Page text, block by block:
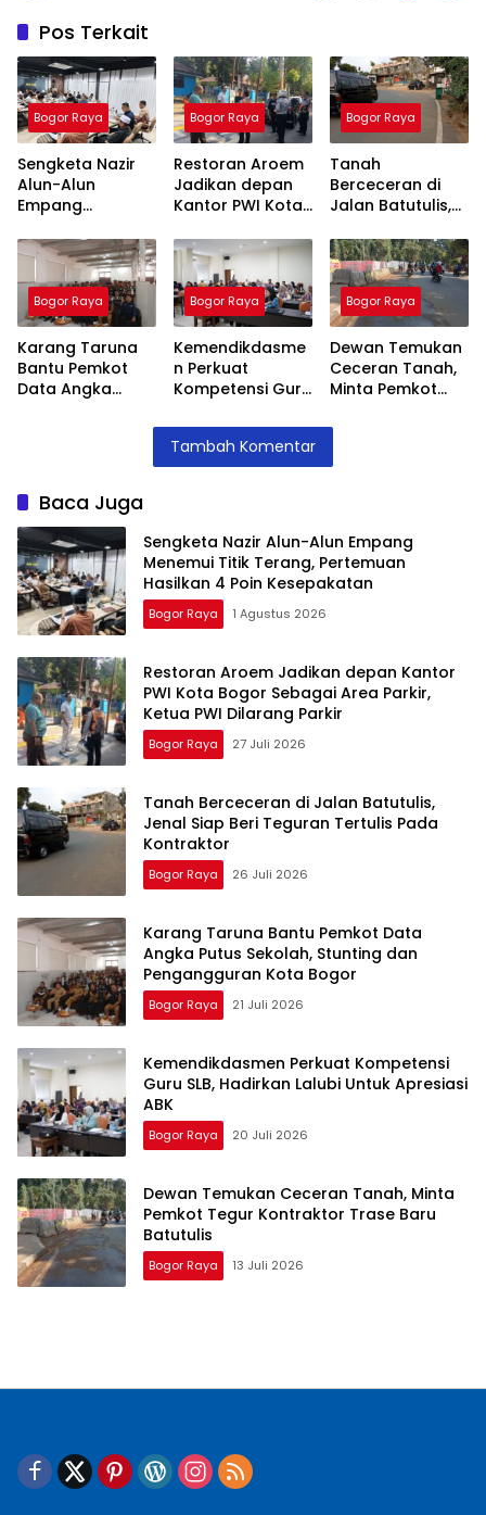
Pos Terkait
Bogor Raya
Sengketa Nazir
Alun-Alun
Empang
Terang,
Pertemuan
Hasilkan 4 Poin
Kesepakatan
Bogor Raya
Restoran Aroem
Jadikan depan
Kantor PWI Kota
Area Parkir,
Ketua PWI
Dilarang Parkir
Bogor Raya
Tanah
Berceceran di
Jalan Batutulis,
Teguran Tertulis
Pada Kontraktor
Bogor Raya
Karang Taruna
Bantu Pemkot
Data Angka
Bogor Raya
Kemendikdasme
n Perkuat
Kompetensi Guru
Lalubi Untuk
Apresiasi ABK
Bogor Raya
Dewan Temukan
Ceceran Tanah,
Minta Pemkot
Trase Baru
Tambah Komentar
Baca Juga
Sengketa Nazir Alun-Alun Empang
Menemui Titik Terang, Pertemuan
Hasilkan 4 Poin Kesepakatan
Bogor Raya 1 Agustus 2026
Restoran Aroem Jadikan depan Kantor
PWI Kota Bogor Sebagai Area Parkir,
Ketua PWI Dilarang Parkir
Bogor Raya 27 Juli 2026
Tanah Berceceran di Jalan Batutulis,
Jenal Siap Beri Teguran Tertulis Pada
Kontraktor
Bogor Raya 26 Juli 2026
Karang Taruna Bantu Pemkot Data
Angka Putus Sekolah, Stunting dan
Pengangguran Kota Bogor
Bogor Raya 21 Juli 2026
Kemendikdasmen Perkuat Kompetensi
Guru SLB, Hadirkan Lalubi Untuk Apresiasi
ABK
Bogor Raya 20 Juli 2026
Dewan Temukan Ceceran Tanah, Minta
Pemkot Tegur Kontraktor Trase Baru
Batutulis
Bogor Raya 13 Juli 2026